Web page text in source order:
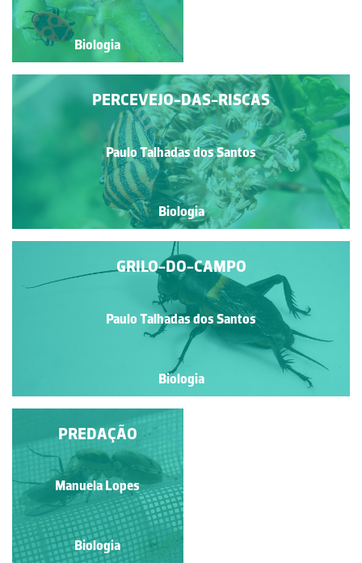
Biologia
PERCEVEJO-DAS-RISCAS
Paulo Talhadas dos Santos
Biologia
GRILO-DO-CAMPO
Paulo Talhadas dos Santos
Biologia
Biologia
FIVE-SPOT BURNET
Paulo Talhadas dos Santos
Biologia
PREDAÇÃO
Manuela Lopes
Biologia